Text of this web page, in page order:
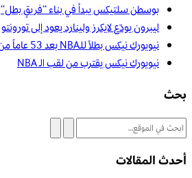
بوسطن سلتيكس يبدأ في بناء “فريقٍ بطل”
ليبرون يودّع لايكرز ولينارد يعود إلى تورونتو
نيويورك نيكس بطلاً للـNBA بعد 53 عاماً من الانتظار
نيويورك نيكس يقترب من لقب الـ NBA
بحث
أحدث المقالات